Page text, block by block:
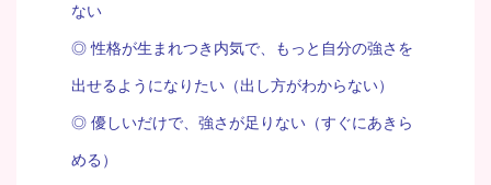
ない
◎ 性格が生まれつき内気で、もっと自分の強さを
出せるようになりたい（出し方がわからない）
◎ 優しいだけで、強さが足りない（すぐにあきら
める）